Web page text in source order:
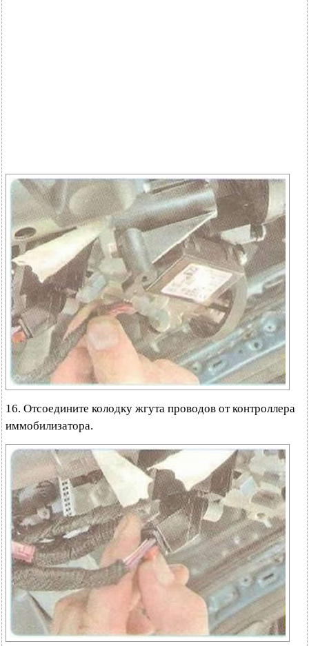
16. Отсоедините колодку жгута проводов от контроллера
иммобилизатора.